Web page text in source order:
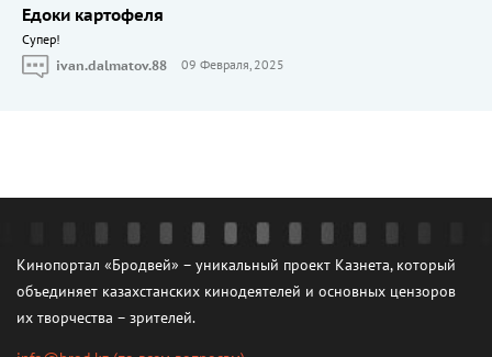
Едоки картофеля
Cупер!
ivan.dalmatov.88
09 Февраля, 2025
Кинопортал «Бродвей» – уникальный проект Казнета, который
объединяет казахстанских кинодеятелей и основных цензоров
их творчества – зрителей.